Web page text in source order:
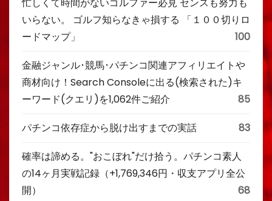
いらない。 ゴルフ知らなきゃ損する 「１００切りロ
ードマップ」
100
金融ジャンル･競馬･パチンコ関連アフィリエイトや
商材向け！Search Consoleに出る(検索された)キ
ーワード(クエリ)を1,062件ご紹介
85
パチンコ依存症から脱け出すまでの実話 83
確率は諦める。"おこぼれ"だけ拾う。パチンコ素人
の14ヶ月実戦記録（+1,769,346円・収支アプリ全公
開）
68